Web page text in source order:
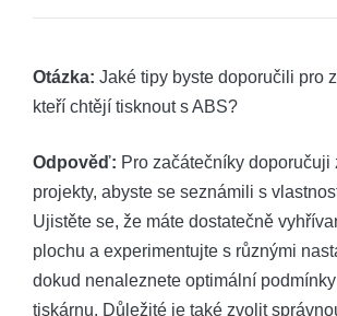
Otázka: Jaké tipy byste doporučili pro
kteří chtějí tisknout s ABS?
Odpověď: Pro začátečníky doporučuji
projekty, abyste se seznámili s
Ujistěte se, že máte dostatečně
plochu a experimentujte s různými
dokud nenaleznete optimální
tiskárnu. Důležité je také zvolit